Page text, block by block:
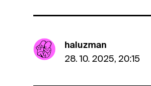
haluzman
28. 10. 2025, 20:15